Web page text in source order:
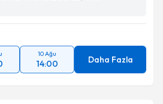
10 Ağu
14:00 Daha Fazla